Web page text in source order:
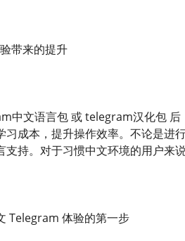
带来的提升
中文语言包 或 telegram汉化包
习成本，提升操作效率。不论是
支持。对于习惯中文环境的用户来
Telegram 体验的第一步